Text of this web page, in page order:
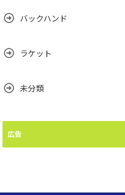
バックハンド
ラケット
未分類
広告